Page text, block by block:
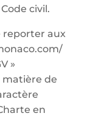
civil.
reporter aux
»
matière de
en